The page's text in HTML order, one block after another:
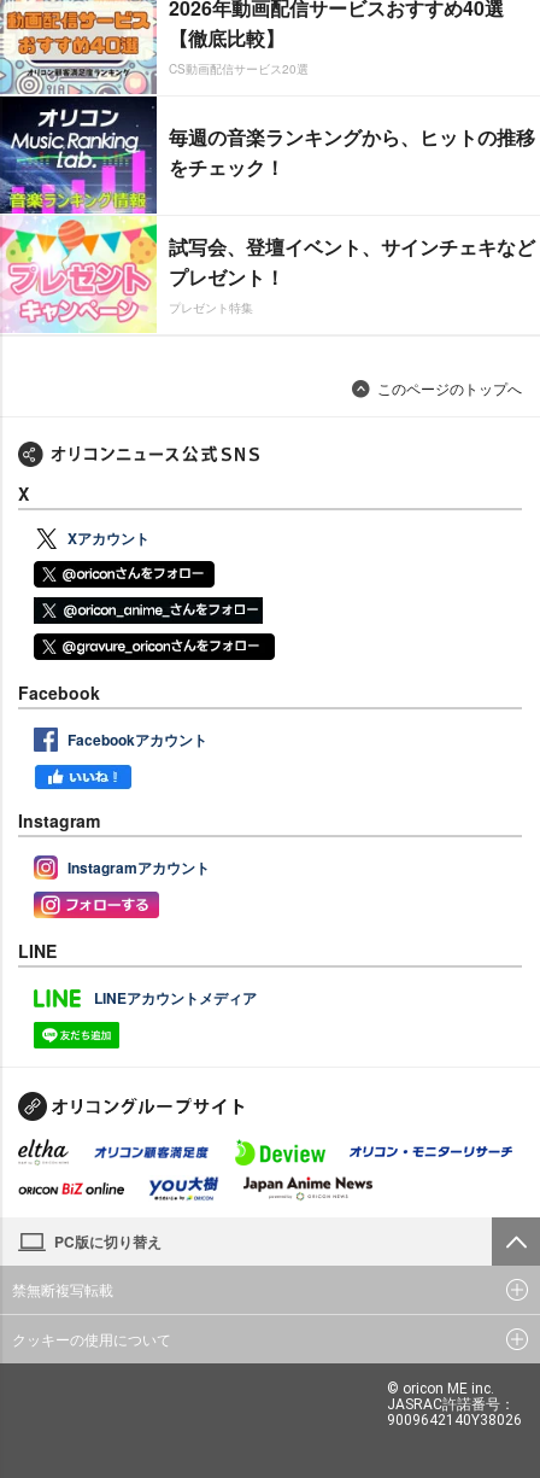
2026年動画配信サービスおすすめ40選
【徹底比較】
CS動画配信サービス20選
毎週の音楽ランキングから、ヒットの推移
をチェック！
試写会、登壇イベント、サインチェキなど
プレゼント！
プレゼント特集
このページのトップへ
X
Xアカウント
Facebook
Facebookアカウント
Instagram
Instagramアカウント
LINE
LINEアカウントメディア
PC版に切り替え
禁無断複写転載
クッキーの使用について
© oricon ME inc.
JASRAC許諾番号：
9009642140Y38026